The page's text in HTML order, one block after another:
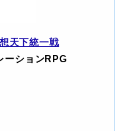
天下統一戦
ーションRPG